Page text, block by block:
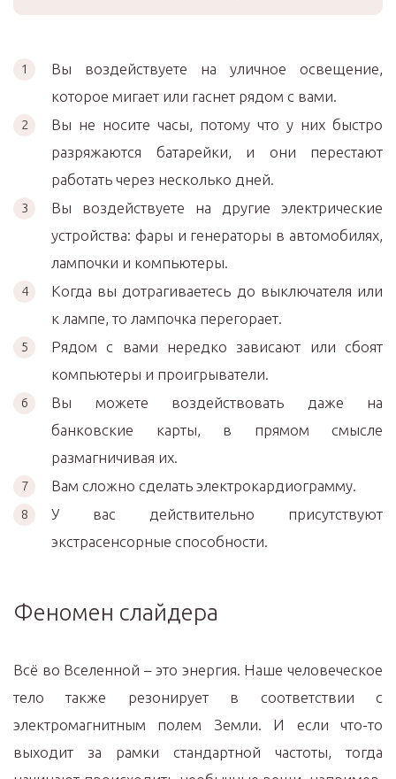
Вы воздействуете на уличное освещение,
которое мигает или гаснет рядом с вами.
Вы не носите часы, потому что у них быстро
разряжаются батарейки, и они перестают
работать через несколько дней.
Вы воздействуете на другие электрические
устройства: фары и генераторы в автомобилях,
лампочки и компьютеры.
Когда вы дотрагиваетесь до выключателя или
к лампе, то лампочка перегорает.
Рядом с вами нередко зависают или сбоят
компьютеры и проигрыватели.
Вы можете воздействовать даже на
банковские карты, в прямом смысле
размагничивая их.
Вам сложно сделать электрокардиограмму.
У вас действительно присутствуют
экстрасенсорные способности.
Феномен слайдера
Всё во Вселенной – это энергия. Наше человеческое
тело также резонирует в соответствии с
электромагнитным полем Земли. И если что-то
выходит за рамки стандартной частоты, тогда